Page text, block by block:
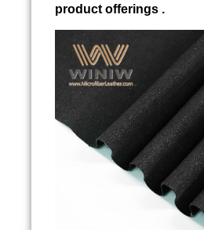
product offerings .